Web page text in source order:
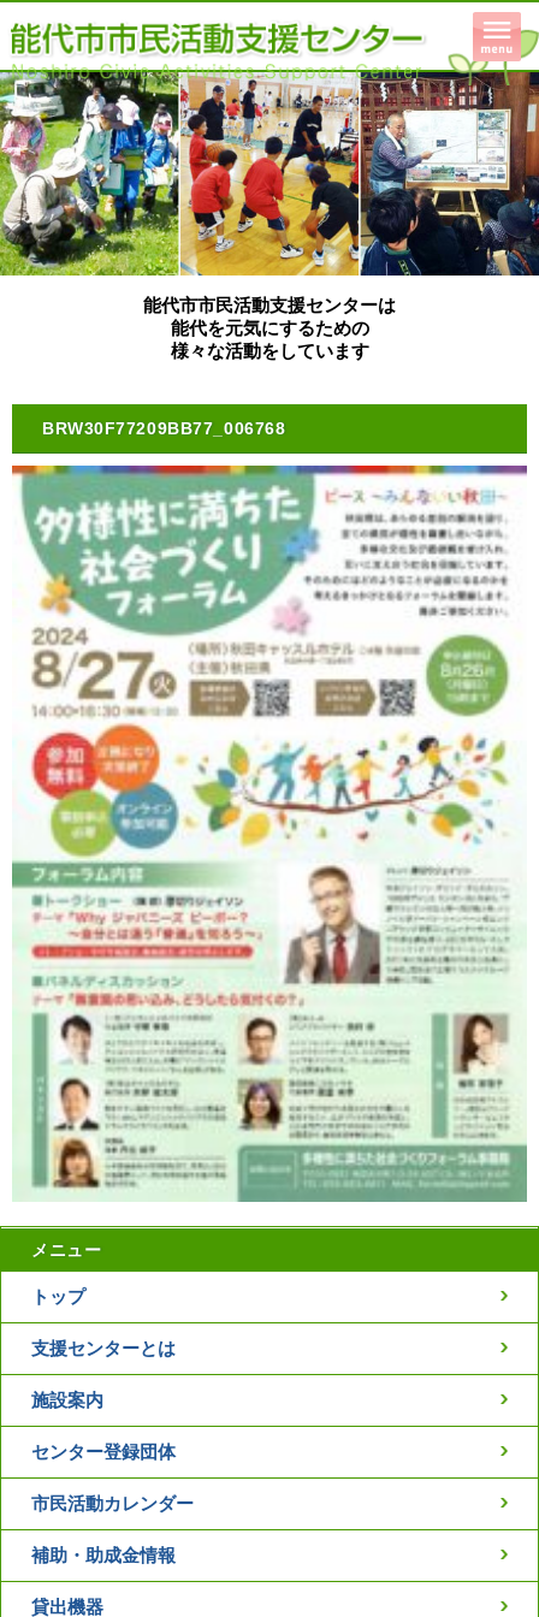
能代市市民活動支援センターは
能代を元気にするための
様々な活動をしています
BRW30F77209BB77_006768
メニュー
トップ
支援センターとは
施設案内
センター登録団体
市民活動カレンダー
補助・助成金情報
貸出機器